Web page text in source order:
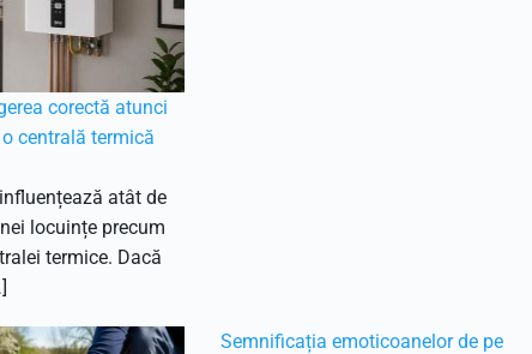
corectă atunci
centrală termică
atât de
locuințe precum
termice. Dacă
Semnificația emoticoanelor de pe